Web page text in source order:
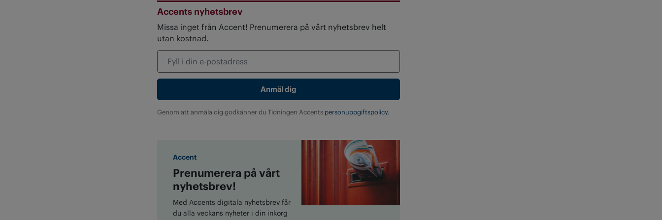
Accents nyhetsbrev
Missa inget från Accent! Prenumerera på vårt nyhetsbrev helt
utan kostnad.
Genom att anmäla dig godkänner du Tidningen Accents personuppgiftspolicy.
Accent
Prenumerera på vårt
nyhetsbrev!
Med Accents digitala nyhetsbrev får
du alla veckans nyheter i din inkorg